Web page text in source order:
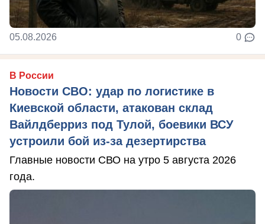
05.08.2026 0
В России
Новости СВО: удар по логистике в
Киевской области, атакован склад
Вайлдберриз под Тулой, боевики ВСУ
устроили бой из-за дезертирства
Главные новости СВО на утро 5 августа 2026
года.